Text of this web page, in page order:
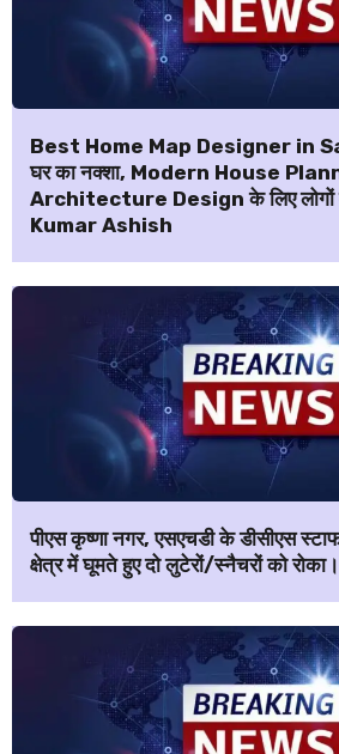
Best Home Map Designer in
घर का नक्शा, Modern House
Architecture Design के लिए लोगों
Kumar Ashish
पीएस कृष्णा नगर, एसएचडी के डीसीएस
क्षेत्र में घूमते हुए दो लुटेरों/स्नैचरों को रोका।